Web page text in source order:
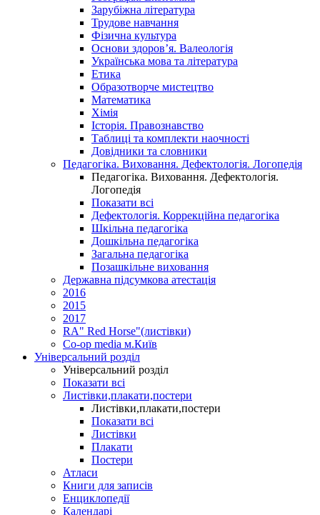
Зарубіжна література
Трудове навчання
Фізична культура
Основи здоров’я. Валеологія
Українська мова та література
Етика
Образотворче мистецтво
Математика
Хімія
Історія. Правознавство
Таблиці та комплекти наочності
Довідники та словники
Педагогіка. Виховання. Дефектологія. Логопедія
Педагогіка. Виховання. Дефектологія.
Логопедія
Показати всі
Дефектологія. Коррекційна педагогіка
Шкільна педагогіка
Дошкільна педагогіка
Загальна педагогіка
Позашкільне виховання
Державна підсумкова атестація
2016
2015
2017
RA" Red Horse"(листівки)
Co-op media м.Київ
Універсальний розділ
Універсальний розділ
Показати всі
Листівки,плакати,постери
Листівки,плакати,постери
Показати всі
Листівки
Плакати
Постери
Атласи
Книги для записів
Енциклопедії
Календарі